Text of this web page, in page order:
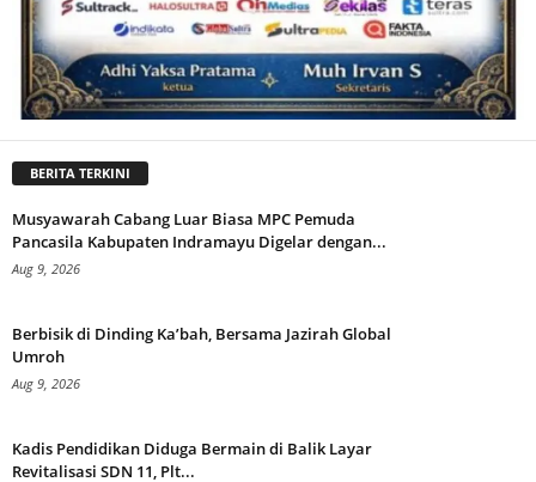
BERITA TERKINI
Musyawarah Cabang Luar Biasa MPC Pemuda
Pancasila Kabupaten Indramayu Digelar dengan...
Aug 9, 2026
Berbisik di Dinding Ka’bah, Bersama Jazirah Global
Umroh
Aug 9, 2026
Kadis Pendidikan Diduga Bermain di Balik Layar
Revitalisasi SDN 11, Plt...